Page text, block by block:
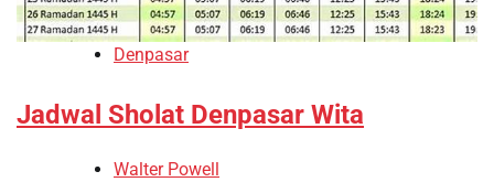
Denpasar
Jadwal Sholat Denpasar Wita
Walter Powell